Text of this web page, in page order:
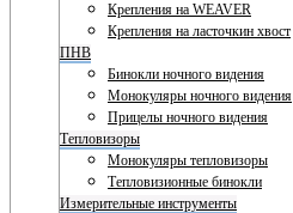
Крепления на WEAVER
Крепления на ласточкин хвост
ПНВ
Бинокли ночного видения
Монокуляры ночного видения
Прицелы ночного видения
Тепловизоры
Монокуляры тепловизоры
Тепловизионные бинокли
Измерительные инструменты